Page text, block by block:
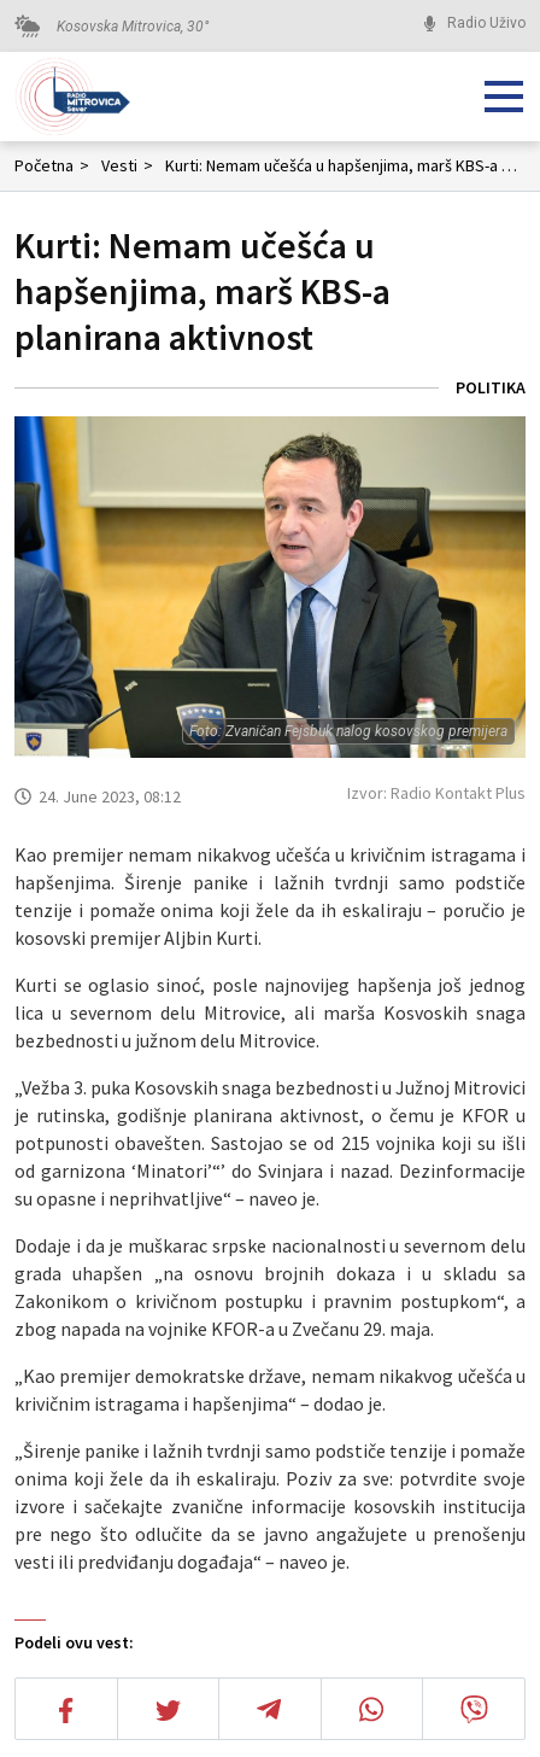
Kosovska Mitrovica, 30° Radio Uživo
Početna > Vesti > Kurti: Nemam učešća u hapšenjima, marš KBS-a planirana aktivnost
Kurti: Nemam učešća u
hapšenjima, marš KBS-a
planirana aktivnost
POLITIKA
Foto: Zvaničan Fejsbuk nalog kosovskog premijera
Podeli ovu vest:
24. June 2023, 08:12 Izvor: Radio Kontakt Plus
Kao premijer nemam nikakvog učešća u krivičnim istragama i
hapšenjima. Širenje panike i lažnih tvrdnji samo podstiče
tenzije i pomaže onima koji žele da ih eskaliraju – poručio je
kosovski premijer Aljbin Kurti.
Kurti se oglasio sinoć, posle najnovijeg hapšenja još jednog
lica u severnom delu Mitrovice, ali marša Kosvoskih snaga
bezbednosti u južnom delu Mitrovice.
„Vežba 3. puka Kosovskih snaga bezbednosti u Južnoj Mitrovici
je rutinska, godišnje planirana aktivnost, o čemu je KFOR u
potpunosti obavešten. Sastojao se od 215 vojnika koji su išli
od garnizona ‘Minatori’“’ do Svinjara i nazad. Dezinformacije
su opasne i neprihvatljive“ – naveo je.
Dodaje i da je muškarac srpske nacionalnosti u severnom delu
grada uhapšen „na osnovu brojnih dokaza i u skladu sa
Zakonikom o krivičnom postupku i pravnim postupkom“, a
zbog napada na vojnike KFOR-a u Zvečanu 29. maja.
„Kao premijer demokratske države, nemam nikakvog učešća u
krivičnim istragama i hapšenjima“ – dodao je.
„Širenje panike i lažnih tvrdnji samo podstiče tenzije i pomaže
onima koji žele da ih eskaliraju. Poziv za sve: potvrdite svoje
izvore i sačekajte zvanične informacije kosovskih institucija
pre nego što odlučite da se javno angažujete u prenošenju
vesti ili predviđanju događaja“ – naveo je.